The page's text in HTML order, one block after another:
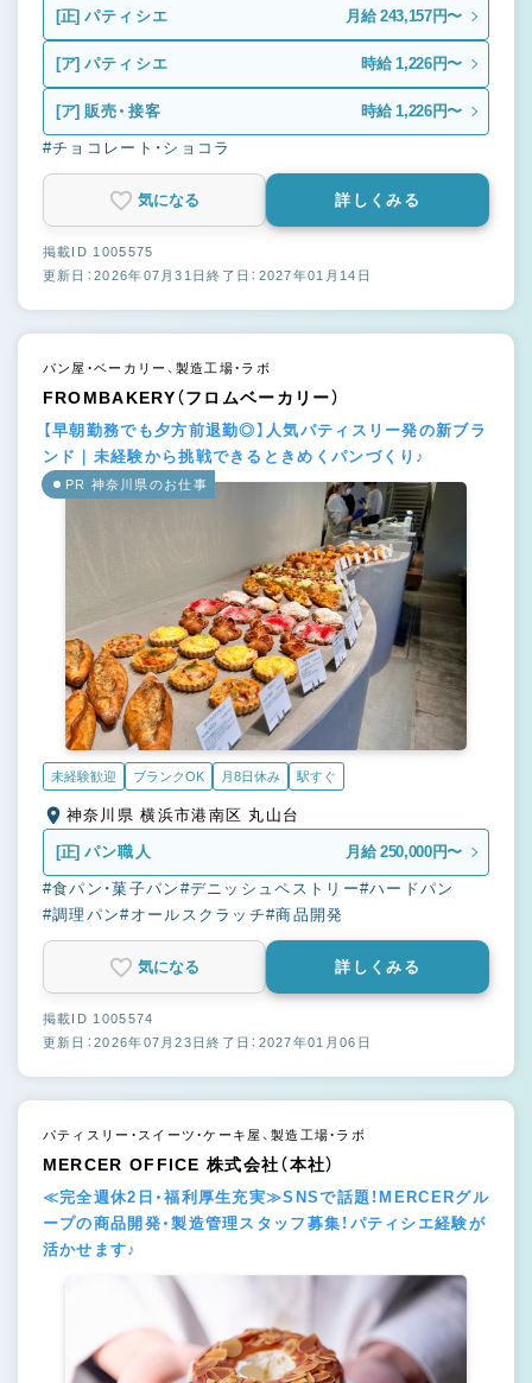
[正] パティシエ 月給 243,157円〜
[ア] パティシエ 時給 1,226円〜
[ア] 販売・接客 時給 1,226円〜
#チョコレート・ショコラ
気になる 詳しくみる
掲載ID 1005575
更新日：2026年07月31日終了日：2027年01月14日
パン屋・ベーカリー、製造工場・ラボ
FROMBAKERY（フロムベーカリー）
【早朝勤務でも夕方前退勤◎】人気パティスリー発の新ブラ
ンド｜未経験から挑戦できるときめくパンづくり♪
PR 神奈川県のお仕事
未経験歓迎 ブランクOK 月8日休み 駅すぐ
神奈川県 横浜市港南区 丸山台
[正] パン職人 月給 250,000円〜
#食パン・菓子パン #デニッシュペストリー#ハードパン
#調理パン#オールスクラッチ#商品開発
気になる 詳しくみる
掲載ID 1005574
更新日：2026年07月23日終了日：2027年01月06日
パティスリー・スイーツ・ケーキ屋、製造工場・ラボ
MERCER OFFICE 株式会社（本社）
≪完全週休2日・福利厚生充実≫SNSで話題！MERCERグル
ープの商品開発・製造管理スタッフ募集！パティシエ経験が
活かせます♪